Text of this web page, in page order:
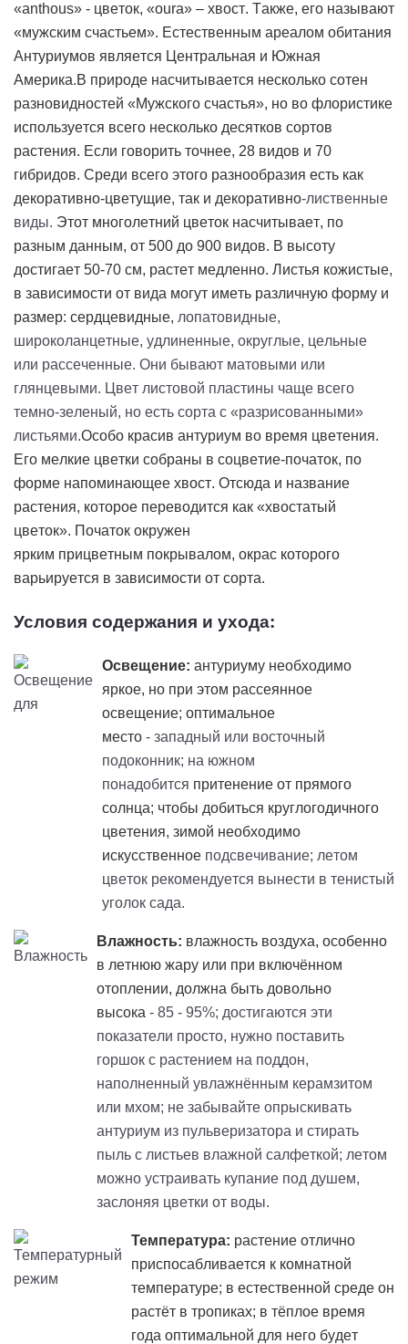
«anthous» - цветок, «oura» – хвост. Также, его называют
«мужским счастьем». Естественным ареалом обитания
Антуриумов является Центральная и Южная
Америка.В природе насчитывается несколько сотен
разновидностей «Мужского счастья», но во флористике
используется всего несколько десятков сортов
растения. Если говорить точнее, 28 видов и 70
гибридов. Среди всего этого разнообразия есть как
декоративно-цветущие, так и декоративно-лиственные
виды. Этот многолетний цветок насчитывает, по
разным данным, от 500 до 900 видов. В высоту
достигает 50-70 см, растет медленно. Листья кожистые,
в зависимости от вида могут иметь различную форму и
размер: сердцевидные, лопатовидные,
широколанцетные, удлиненные, округлые, цельные
или рассеченные. Они бывают матовыми или
глянцевыми. Цвет листовой пластины чаще всего
темно-зеленый, но есть сорта с «разрисованными»
листьями.Особо красив антуриум во время цветения.
Его мелкие цветки собраны в соцветие-початок, по
форме напоминающее хвост. Отсюда и название
растения, которое переводится как «хвостатый
цветок». Початок окружен
ярким прицветным покрывалом, окрас которого
варьируется в зависимости от сорта.
Условия содержания и ухода:
Освещение: антуриуму необходимо
яркое, но при этом рассеянное
освещение; оптимальное
место - западный или восточный
подоконник; на южном
понадобится притенение от прямого
солнца; чтобы добиться круглогодичного
цветения, зимой необходимо
искусственное подсвечивание; летом
цветок рекомендуется вынести в тенистый
уголок сада.
Влажность: влажность воздуха, особенно
в летнюю жару или при включённом
отоплении, должна быть довольно
высока - 85 - 95%; достигаются эти
показатели просто, нужно поставить
горшок с растением на поддон,
наполненный увлажнённым керамзитом
или мхом; не забывайте опрыскивать
антуриум из пульверизатора и стирать
пыль с листьев влажной салфеткой; летом
можно устраивать купание под душем,
заслоняя цветки от воды.
Температура: растение отлично
приспосабливается к комнатной
температуре; в естественной среде он
растёт в тропиках; в тёплое время
года оптимальной для него будет